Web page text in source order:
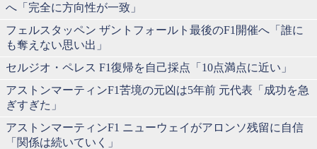
へ「完全に方向性が一致」
フェルスタッペン ザントフォールト最後のF1開催へ「誰に
も奪えない思い出」
セルジオ・ペレス F1復帰を自己採点「10点満点に近い」
アストンマーティンF1苦境の元凶は5年前 元代表「成功を急
ぎすぎた」
アストンマーティンF1 ニューウェイがアロンソ残留に自信
「関係は続いていく」